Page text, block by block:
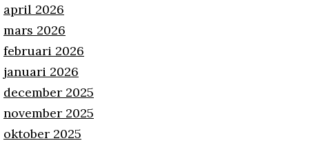
april 2026
mars 2026
februari 2026
januari 2026
december 2025
november 2025
oktober 2025